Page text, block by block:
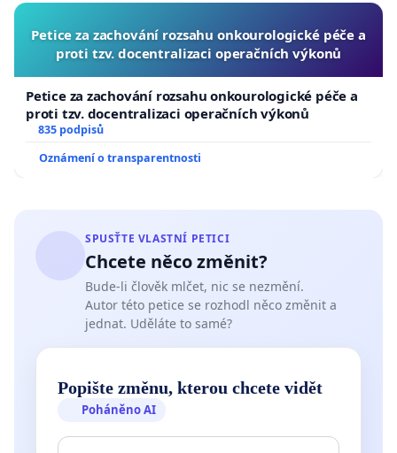
Petice za zachování rozsahu onkourologické péče a
proti tzv. docentralizaci operačních výkonů
Petice za zachování rozsahu onkourologické péče a
proti tzv. docentralizaci operačních výkonů
835 podpisů
Oznámení o transparentnosti
SPUSŤTE VLASTNÍ PETICI
Chcete něco změnit?
Bude-li člověk mlčet, nic se nezmění.
Autor této petice se rozhodl něco změnit a
jednat. Uděláte to samé?
Popište změnu, kterou chcete vidět
Poháněno AI